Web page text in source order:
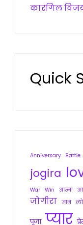
कारगिल
Quick
Anniversary Battle
jogira
War Win आत्मा
जोगीरा ज्ञान
पूजा प्यार